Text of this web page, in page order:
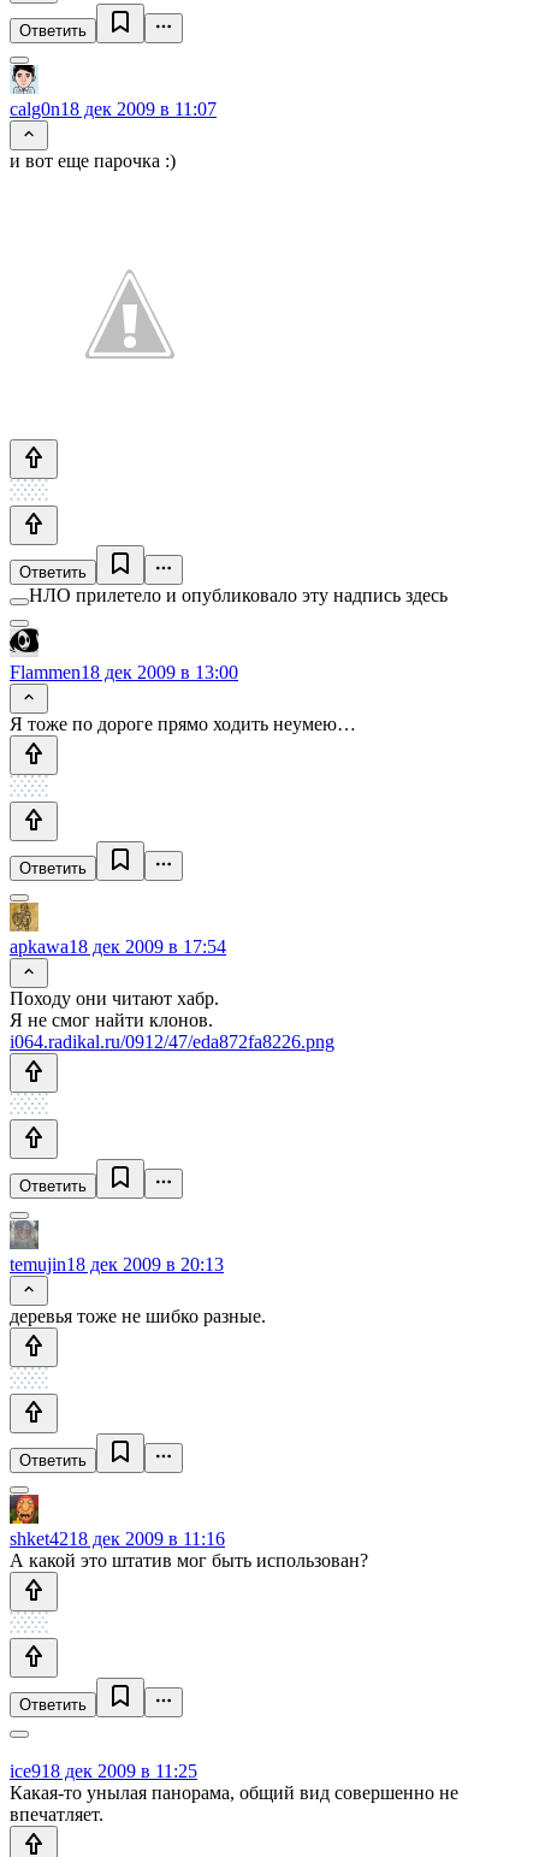
Ответить
calg0n18 дек 2009 в 11:07
и вот еще парочка :)
Ответить
НЛО прилетело и опубликовало эту надпись здесь
Flammen18 дек 2009 в 13:00
Я тоже по дороге прямо ходить неумею…
Ответить
apkawa18 дек 2009 в 17:54
Походу они читают хабр.
Я не смог найти клонов.
i064.radikal.ru/0912/47/eda872fa8226.png
Ответить
temujin18 дек 2009 в 20:13
деревья тоже не шибко разные.
Ответить
shket4218 дек 2009 в 11:16
А какой это штатив мог быть использован?
Ответить
ice918 дек 2009 в 11:25
Какая-то унылая панорама, общий вид совершенно не
впечатляет.